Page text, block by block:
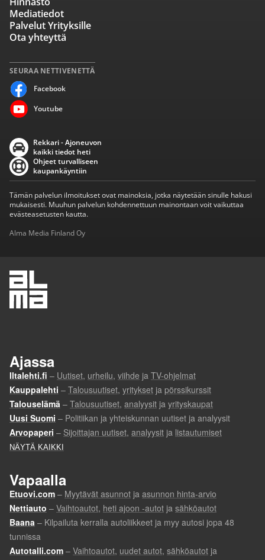
SEURAA NETTIVENETTÄ
Facebook
Youtube
Mediatiedot
Palvelut Yrityksille
Ota yhteyttä
Rekkari - Ajoneuvon
kaikki tiedot heti
Ohjeet turvalliseen
kaupankäyntiin
Tämän palvelun ilmoitukset ovat mainoksia, jotka näytetään sinulle hakusi
mukaisesti. Muuhun palvelun kohdennettuun mainontaan voit vaikuttaa
evästeasetusten kautta.
Alma Media Finland Oy